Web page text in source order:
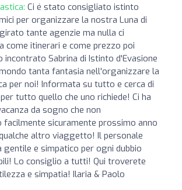
Ci é stato consigliato istinto
per organizzare la nostra Luna di
tante agenzie ma nulla ci
come itinerari e come prezzo poi
incontrato Sabrina di Istinto d'Evasione
tanta fantasia nell'organizzare la
per noi! Informata su tutto e cerca di
tutto quello che uno richiede! Ci ha
da sogno che non
facilmente sicuramente prossimo anno
altro viaggetto! Il personale
gentile e simpatico per ogni dubbio
Lo consiglio a tutti! Qui troverete
e simpatia! Ilaria & Paolo